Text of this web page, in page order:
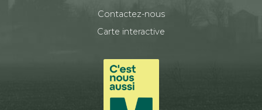
Contactez-nous
Carte interactive